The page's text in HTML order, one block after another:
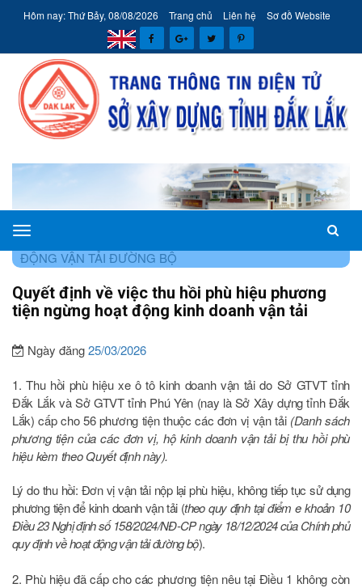
Hôm nay: Thứ Bảy, 08/08/2026 Trang chủ Liên hệ Sơ đồ Website
Sở
Xây
tỉnh
Đắk
TRANG CHỦ
HOẠT
ĐỘNG VẬN TẢI ĐƯỜNG BỘ
Quyết định về việc thu hồi phù hiệu phương
tiện ngừng hoạt động kinh doanh vận tải
Ngày đăng25/03/2026
1. Thu hồi phù hiệu xe ô tô kinh doanh vận tải do Sở GTVT tỉnh
Đắk Lắk và Sở GTVT tỉnh Phú Yên (nay là Sở Xây dựng tỉnh Đắk
Lắk) cấp cho56phương tiện thuộc các đơn vị vận tải (Danh sách
phương tiện của các đơn vị, hộ kinh doanh vận tải bị thu hồi phù
hiệu kèm theo Quyết định này).
Lý do thu hồi: Đơn vị vận tải nộp lại phù hiệu, không tiếp tục sử dụng
phương tiện để kinh doanh vận tải (theo quy định tạiđiểm ekhoản 10
Điều 23 Nghị định số 158/2024/NĐ-CP ngày 18/12/2024 của Chính phủ
quy định về hoạt động vận tải đường bộ).
2. Phù hiệu đã cấp cho các phương tiện nêu tại Điều 1 không còn